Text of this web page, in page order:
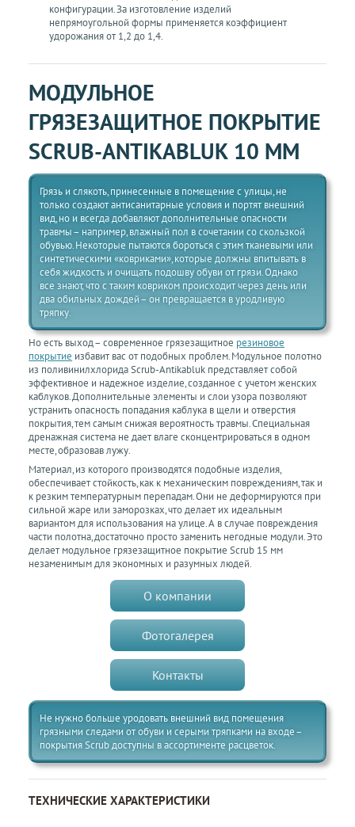
конфигурации. За изготовление изделий
непрямоугольной формы применяется коэффициент
удорожания от 1,2 до 1,4.
МОДУЛЬНОЕ
ГРЯЗЕЗАЩИТНОЕ ПОКРЫТИЕ
SCRUB-ANTIKABLUK 10 ММ
Грязь и слякоть, принесенные в помещение с улицы, не
только создают антисанитарные условия и портят внешний
вид, но и всегда добавляют дополнительные опасности
травмы – например, влажный пол в сочетании со скользкой
обувью. Некоторые пытаются бороться с этим тканевыми или
синтетическими «ковриками», которые должны впитывать в
себя жидкость и очищать подошву обуви от грязи. Однако
все знают, что с таким ковриком происходит через день или
два обильных дождей – он превращается в уродливую
тряпку.
Но есть выход – современное грязезащитное резиновое
покрытие избавит вас от подобных проблем. Модульное полотно
из поливинилхлорида Scrub-Antikabluk представляет собой
эффективное и надежное изделие, созданное с учетом женских
каблуков. Дополнительные элементы и слои узора позволяют
устранить опасность попадания каблука в щели и отверстия
покрытия, тем самым снижая вероятность травмы. Специальная
дренажная система не дает влаге сконцентрироваться в одном
месте, образовав лужу.
Материал, из которого производятся подобные изделия,
обеспечивает стойкость, как к механическим повреждениям, так и
к резким температурным перепадам. Они не деформируются при
сильной жаре или заморозках, что делает их идеальным
вариантом для использования на улице. А в случае повреждения
части полотна, достаточно просто заменить негодные модули. Это
делает модульное грязезащитное покрытие Scrub 15 мм
незаменимым для экономных и разумных людей.
О компании
Фотогалерея
Контакты
Не нужно больше уродовать внешний вид помещения
грязными следами от обуви и серыми тряпками на входе –
покрытия Scrub доступны в ассортименте расцветок.
ТЕХНИЧЕСКИЕ ХАРАКТЕРИСТИКИ